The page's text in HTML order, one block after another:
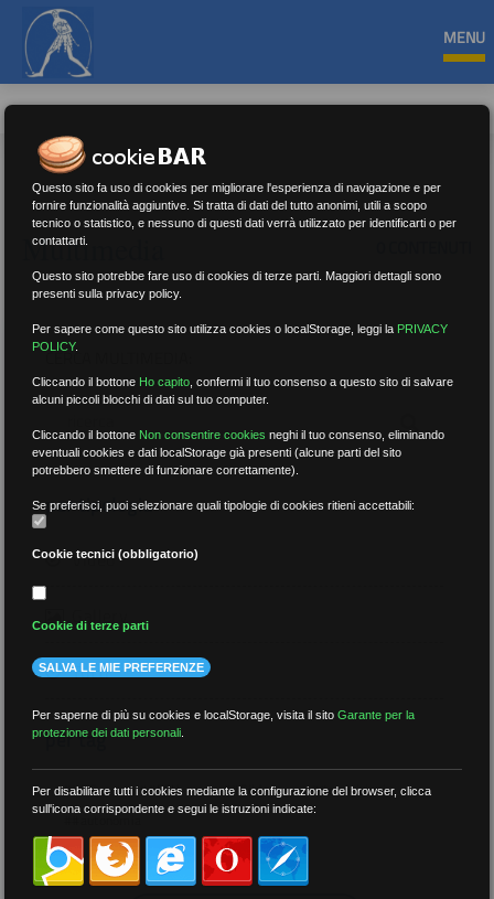
MENU
Multimedia
CERCA MULTIMEDIA:
per tipologia
Video
Gallery
Tutti
per tag
##DS ##FGU ##Gilda
##audoizioni
##autonomia
Questo sito fa uso di cookies per migliorare l'esperienza di navigazione e per
fornire funzionalità aggiuntive. Si tratta di dati del tutto anonimi, utili a scopo
tecnico o statistico, e nessuno di questi dati verrà utilizzato per identificarti o per
contattarti.
Questo sito potrebbe fare uso di cookies di terze parti. Maggiori dettagli sono
presenti sulla privacy policy.
Per sapere come questo sito utilizza cookies o localStorage, leggi la PRIVACY
POLICY.
Cliccando il bottone Ho capito,confermi il tuo consenso a questo sito di salvare
alcuni piccoli blocchi di dati sul tuo computer.
Cliccando il bottone Non consentire cookies neghi il tuo consenso, eliminando
eventuali cookies e dati localStorage già presenti (alcune parti del sito
potrebbero smettere di funzionare correttamente).
Se preferisci, puoi selezionare quali tipologie di cookies ritieni accettabili:
Cookie tecnici (obbligatorio)
Cookie di terze parti
SALVA LE MIE PREFERENZE
Per saperne di più su cookies e localStorage, visita il sitoGarante per la
protezione dei dati personali.
Per disabilitare tutti i cookies mediante la configurazione del browser, clicca
sull'icona corrispondente e segui le istruzioni indicate: